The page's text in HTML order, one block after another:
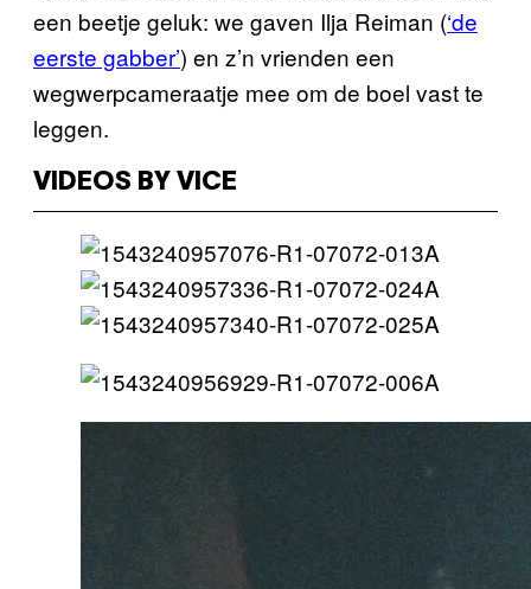
een beetje geluk: we gaven Ilja Reiman (‘de
eerste gabber’) en z’n vrienden een
wegwerpcameraatje mee om de boel vast te
leggen.
VIDEOS BY VICE